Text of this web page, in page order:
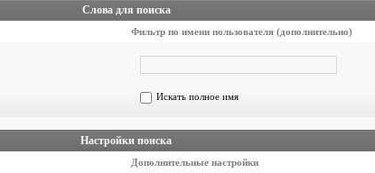
Слова для поиска
Фильтр по имени пользователя (дополнительно)
Искать полное имя
Настройки поиска
Дополнительные настройки